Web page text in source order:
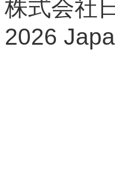
株式会社
2026